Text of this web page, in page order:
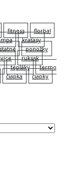
fitness
florbal
kraťasy
ponožky
ruksak
tepláky
termo
čiapka
čiapky